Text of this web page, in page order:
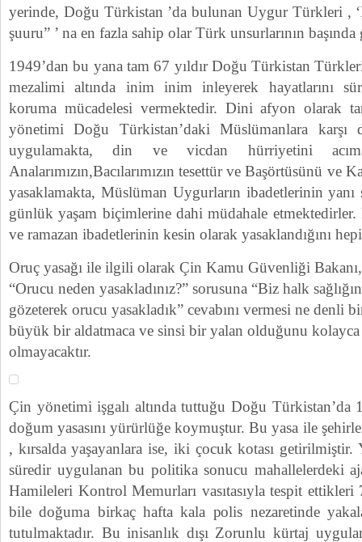
yerinde, Doğu Türkistan ’da bulunan Uygur Türkleri ,
şuuru” ’ na en fazla sahip olar Türk unsurlarının
1949’dan bu yana tam 67 yıldır Doğu Türkistan
mezalimi altında inim inim inleyerek hayatlarını
koruma mücadelesi vermektedir. Dini afyon olarak
yönetimi Doğu Türkistan’daki Müslümanlara karşı
uygulamakta, din ve vicdan hürriyetini
Analarımızın,Bacılarımızın tesettür ve Başörtüsünü ve
yasaklamakta, Müslüman Uygurların ibadetlerinin yanı
günlük yaşam biçimlerine dahi müdahale etmektedirler.
ve ramazan ibadetlerinin kesin olarak yasaklandığını
Oruç yasağı ile ilgili olarak Çin Kamu Güvenliği
“Orucu neden yasakladınız?” sorusuna “Biz halk
gözeterek orucu yasakladık” cevabını vermesi ne denli
büyük bir aldatmaca ve sinsi bir yalan olduğunu
olmayacaktır.
Çin yönetimi işgalı altında tuttuğu Doğu Türkistan’da
doğum yasasını yürürlüğe koymuştur. Bu yasa ile
, kırsalda yaşayanlara ise, iki çocuk kotası getirilmiştir.
süredir uygulanan bu politika sonucu mahallelerdeki
Hamileleri Kontrol Memurları vasıtasıyla tespit ettikleri
bile doğuma birkaç hafta kala polis nezaretinde
tutulmaktadır. Bu inisanlık dışı Zorunlu kürtaj